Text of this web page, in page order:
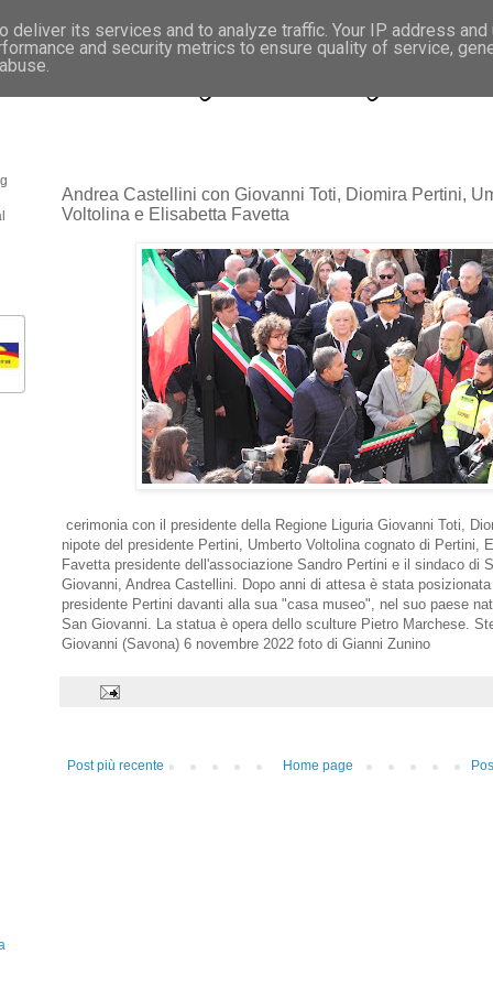
- Fotonotizie per la stampa
Andrea Castellini con Giovanni Toti, Diomira Pertini,
Voltolina e Elisabetta Favetta
cerimonia con il presidente della Regione Liguria Giovanni Toti,
nipote del presidente Pertini, Umberto Voltolina cognato di Pertini,
Favetta presidente dell'associazione Sandro Pertini e il sindaco di
Giovanni, Andrea Castellini. Dopo anni di attesa è stata
presidente Pertini davanti alla sua "casa museo", nel suo paese
San Giovanni. La statua è opera dello sculture Pietro Marchese.
Giovanni (Savona) 6 novembre 2022 foto di Gianni Zunino
Post più recente Home page
its services and to analyze traffic. Your IP address and
and security metrics to ensure quality of service,